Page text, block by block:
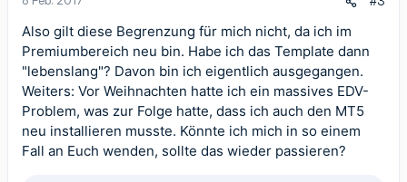
Also gilt diese Begrenzung für mich nicht, da ich im
Premiumbereich neu bin. Habe ich das Template dann
"lebenslang"? Davon bin ich eigentlich ausgegangen.
Weiters: Vor Weihnachten hatte ich ein massives EDV-
Problem, was zur Folge hatte, dass ich auch den MT5
neu installieren musste. Könnte ich mich in so einem
Fall an Euch wenden, sollte das wieder passieren?